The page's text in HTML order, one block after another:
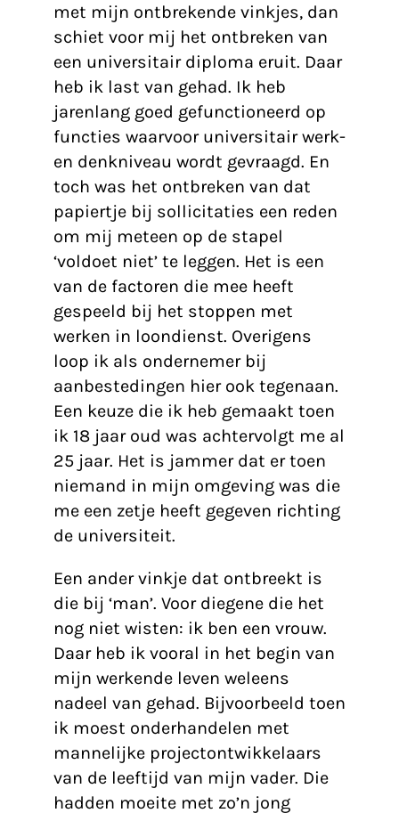
met mijn ontbrekende vinkjes, dan
schiet voor mij het ontbreken van
een universitair diploma eruit. Daar
heb ik last van gehad. Ik heb
jarenlang goed gefunctioneerd op
functies waarvoor universitair werk-
en denkniveau wordt gevraagd. En
toch was het ontbreken van dat
papiertje bij sollicitaties een reden
om mij meteen op de stapel
‘voldoet niet’ te leggen. Het is een
van de factoren die mee heeft
gespeeld bij het stoppen met
werken in loondienst. Overigens
loop ik als ondernemer bij
aanbestedingen hier ook tegenaan.
Een keuze die ik heb gemaakt toen
ik 18 jaar oud was achtervolgt me al
25 jaar. Het is jammer dat er toen
niemand in mijn omgeving was die
me een zetje heeft gegeven richting
de universiteit.
Een ander vinkje dat ontbreekt is
die bij ‘man’. Voor diegene die het
nog niet wisten: ik ben een vrouw.
Daar heb ik vooral in het begin van
mijn werkende leven weleens
nadeel van gehad. Bijvoorbeeld toen
ik moest onderhandelen met
mannelijke projectontwikkelaars
van de leeftijd van mijn vader. Die
hadden moeite met zo’n jong